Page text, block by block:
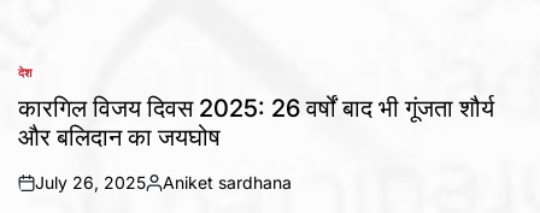
POSTED
देश
कारगिल विजय दिवस 2025: 26 वर्षों बाद भी गूंजता शौर्य
और बलिदान का जयघोष
on
July 26, 2025
Posted
Aniket sardhana